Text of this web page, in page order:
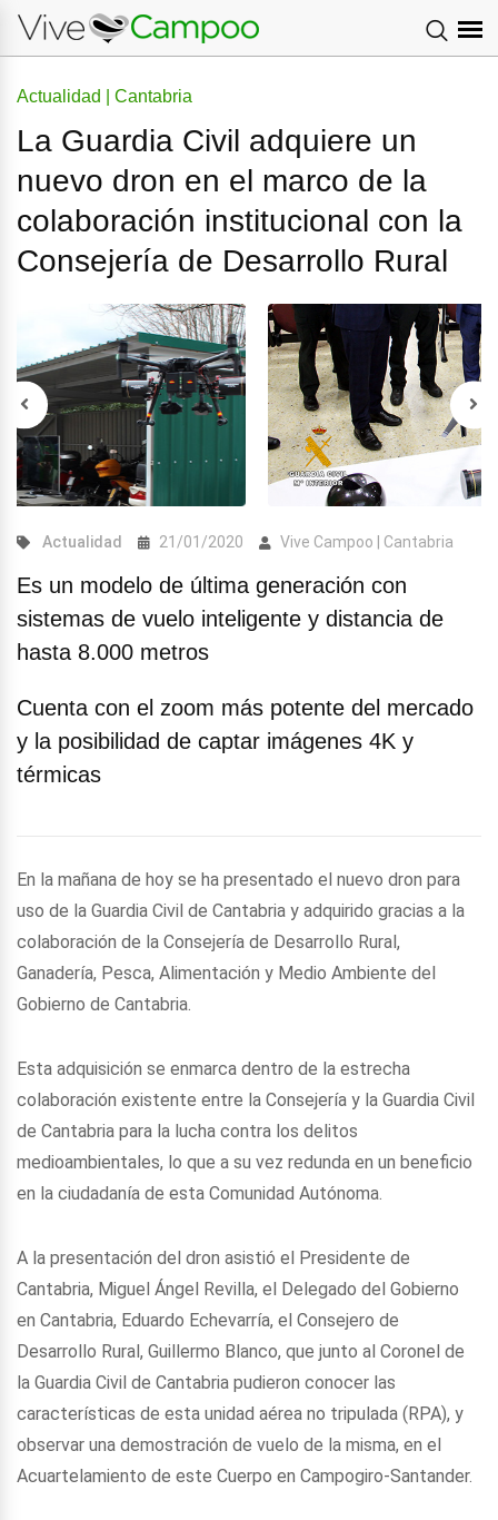
Actualidad | Cantabria
La Guardia Civil adquiere un
nuevo dron en el marco de la
colaboración institucional con la
Consejería de Desarrollo Rural
Actualidad 21/01/2020 Vive Campoo | Cantabria
Es un modelo de última generación con
sistemas de vuelo inteligente y distancia de
hasta 8.000 metros
Cuenta con el zoom más potente del mercado
y la posibilidad de captar imágenes 4K y
térmicas
En la mañana de hoy se ha presentado el nuevo dron para
uso de la Guardia Civil de Cantabria y adquirido gracias a la
colaboración de la Consejería de Desarrollo Rural,
Ganadería, Pesca, Alimentación y Medio Ambiente del
Gobierno de Cantabria.
Esta adquisición se enmarca dentro de la estrecha
colaboración existente entre la Consejería y la Guardia Civil
de Cantabria para la lucha contra los delitos
medioambientales, lo que a su vez redunda en un beneficio
en la ciudadanía de esta Comunidad Autónoma.
A la presentación del dron asistió el Presidente de
Cantabria, Miguel Ángel Revilla, el Delegado del Gobierno
en Cantabria, Eduardo Echevarría, el Consejero de
Desarrollo Rural, Guillermo Blanco, que junto al Coronel de
la Guardia Civil de Cantabria pudieron conocer las
características de esta unidad aérea no tripulada (RPA), y
observar una demostración de vuelo de la misma, en el
Acuartelamiento de este Cuerpo en Campogiro-Santander.